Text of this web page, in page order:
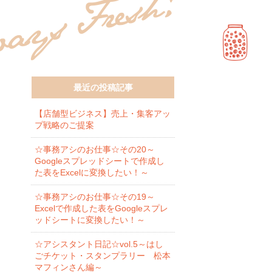
最近の投稿記事
【店舗型ビジネス】売上・集客アッ
プ戦略のご提案
☆事務アシのお仕事☆その20～
Googleスプレッドシートで作成し
た表をExcelに変換したい！～
☆事務アシのお仕事☆その19～
Excelで作成した表をGoogleスプレ
ッドシートに変換したい！～
☆アシスタント日記☆vol.5～はし
ごチケット・スタンプラリー 松本
マフィンさん編～